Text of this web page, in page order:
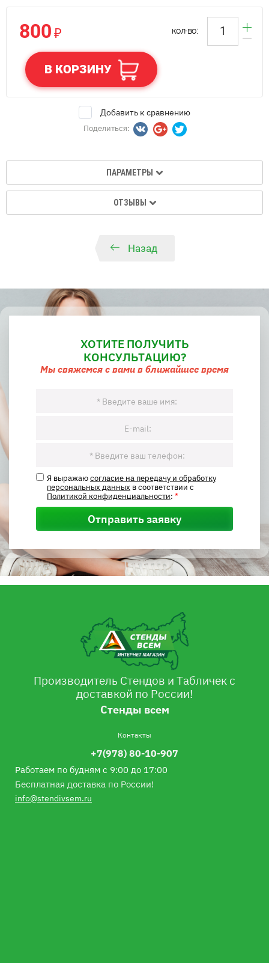
800₽ кол-во:
В КОРЗИНУ
Добавить к сравнению
Поделиться:
ПАРАМЕТРЫ
ОТЗЫВЫ
Назад
ХОТИТЕ ПОЛУЧИТЬ
КОНСУЛЬТАЦИЮ?
Мы свяжемся с вами в ближайшее время
Я выражаюсогласие на передачу и обработку
персональных данных в соответствии с
Политикой конфиденциальности: *
Отправить заявку
Производитель Стендов и Табличек с
доставкой по России!
Стенды всем
Контакты
+7(978) 80-10-907
Работаем по будням с 9:00 до 17:00
Бесплатная доставка по России!
info@stendivsem.ru